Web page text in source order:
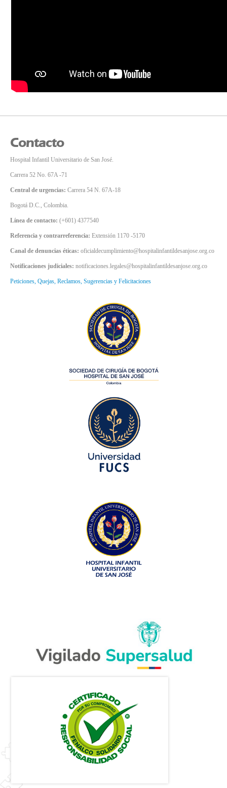
Contacto
Hospital Infantil Universitario de San José.
Carrera 52 No. 67A -71
Central de urgencias: Carrera 54 N. 67A-18
Bogotá D.C., Colombia.
Línea de contacto: (+601) 4377540
Referencia y contrarreferencia: Extensión 1170 -5170
Canal de denuncias éticas: oficialdecumplimiento@hospitalinfantildesanjose.org.co
Notificaciones judiciales: notificaciones.legales@hospitalinfantildesanjose.org.co
Peticiones, Quejas, Reclamos, Sugerencias y Felicitaciones